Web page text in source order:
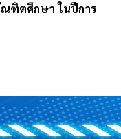
ณฑิตศึกษา ในปีการ